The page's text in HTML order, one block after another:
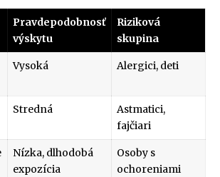
Pravdepodobnosť
výskytu
Riziková
skupina
Vysoká Alergici, deti
Stredná
Astmatici,
fajčiari
Nízka, dlhodobá
expozícia
Osoby s
ochoreniami